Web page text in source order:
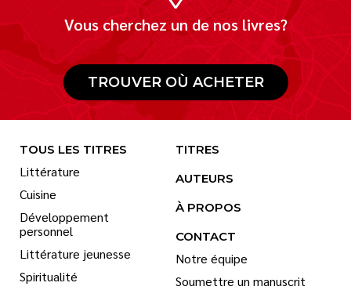
Vous cherchez un de nos livres?
TROUVER OÙ ACHETER
TOUS LES TITRES
Littérature
Cuisine
Développement
personnel
Littérature jeunesse
Spiritualité
TITRES
AUTEURS
À PROPOS
CONTACT
Notre équipe
Soumettre un manuscrit